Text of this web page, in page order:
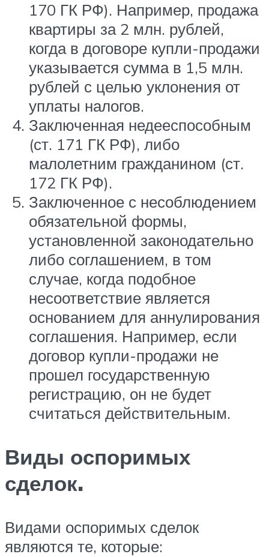
170 ГК РФ). Например, продажа
квартиры за 2 млн. рублей,
когда в договоре купли-продажи
указывается сумма в 1,5 млн.
рублей с целью уклонения от
уплаты налогов.
Заключенная недееспособным
(ст. 171 ГК РФ), либо
малолетним гражданином (ст.
172 ГК РФ).
Заключенное с несоблюдением
обязательной формы,
установленной законодательно
либо соглашением, в том
случае, когда подобное
несоответствие является
основанием для аннулирования
соглашения. Например, если
договор купли-продажи не
прошел государственную
регистрацию, он не будет
считаться действительным.
Виды оспоримых
сделок.
Видами оспоримых сделок
являются те, которые: